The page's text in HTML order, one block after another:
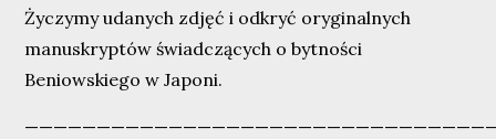
Życzymy udanych zdjęć i odkryć oryginalnych
manuskryptów świadczących o bytności
Beniowskiego w Japoni.